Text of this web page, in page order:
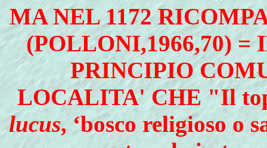
MA NEL 1172
(POLLONI,1966,70) =
PRINCIPIO
LOCALITA' CHE "Il
lucus, ‘bosco religioso o